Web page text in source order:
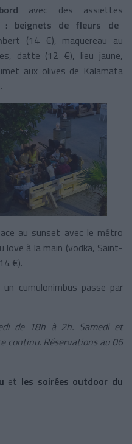
avec des assiettes
: beignets de fleurs de
(14 €), maquereau au
datte (12 €), lieu jaune,
aux olives de Kalamata
au sunset avec le métro
love à la main (vodka, Saint-
€).
cumulonimbus passe par
de 18h à 2h. Samedi et
continu. Réservations au 06
et les soirées outdoor du